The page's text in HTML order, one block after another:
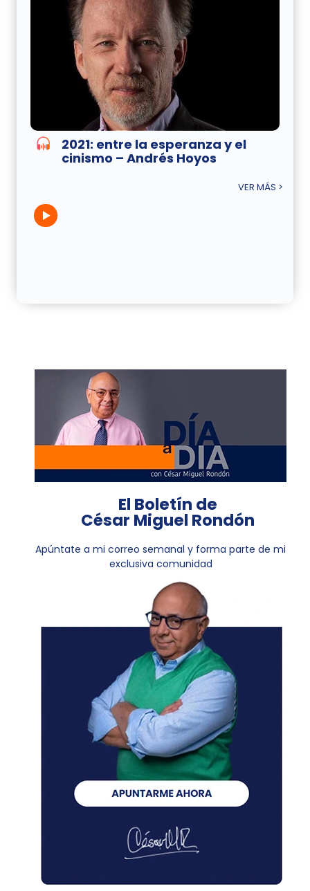
2021: entre la esperanza y el
cinismo – Andrés Hoyos
VER MÁS >
El Boletín de
César Miguel Rondón
Apúntate a mi correo semanal y forma parte de mi
exclusiva comunidad